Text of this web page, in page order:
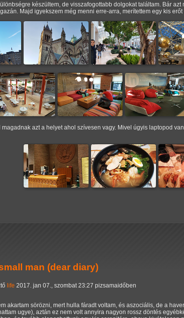
készültem, de visszafogottabb dolgokat találtam. Bár
Majd igyekszem még menni erre-arra, merítettem egy kis
azt a helyet ahol szívesen vagy. Mivel úgyis laptopod
man (dear diary)
life 2017. jan 07., szombat 23:27 pizsamaidőben
akartam sörözni, mert hulla fáradt voltam, és aszociális, de a
ugye), aztán ez nem volt annyira nagyon rossz döntés